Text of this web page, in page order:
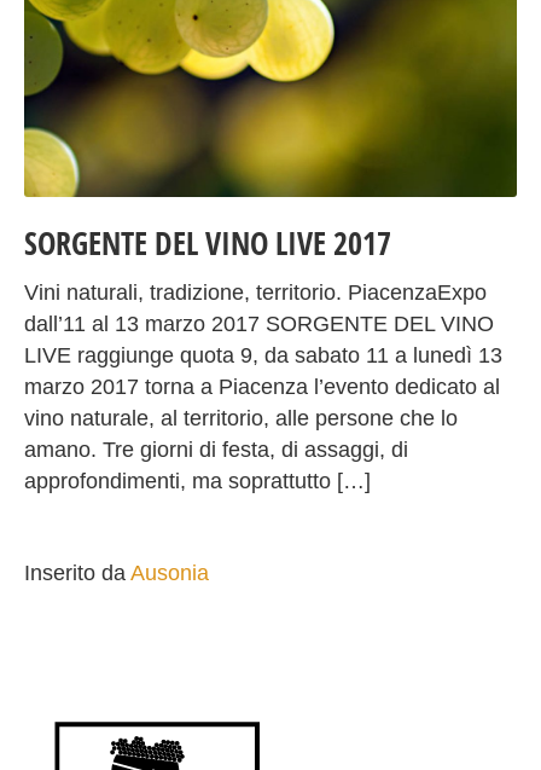
SORGENTE DEL VINO LIVE 2017
Vini naturali, tradizione, territorio. PiacenzaExpo
dall’11 al 13 marzo 2017 SORGENTE DEL VINO
LIVE raggiunge quota 9, da sabato 11 a lunedì 13
marzo 2017 torna a Piacenza l’evento dedicato al
vino naturale, al territorio, alle persone che lo
amano. Tre giorni di festa, di assaggi, di
approfondimenti, ma soprattutto […]
Inserito da Ausonia